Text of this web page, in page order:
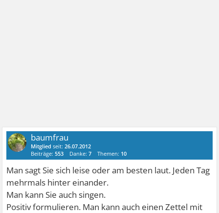
baumfrau
Mitglied seit:26.07.2012
Beiträge:553 Danke:7 Themen: 10
Man sagt Sie sich leise oder am besten laut. Jeden Tag
mehrmals hinter einander.
Man kann Sie auch singen.
Positiv formulieren. Man kann auch einen Zettel mit